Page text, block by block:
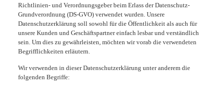
Richtlinien- und Verordnungsgeber beim Erlass der Datenschutz-
Grundverordnung (DS-GVO) verwendet wurden. Unsere
Datenschutzerklärung soll sowohl für die Öffentlichkeit als auch für
unsere Kunden und Geschäftspartner einfach lesbar und verständlich
sein. Um dies zu gewährleisten, möchten wir vorab die verwendeten
Begrifflichkeiten erläutern.
Wir verwenden in dieser Datenschutzerklärung unter anderem die
folgenden Begriffe: